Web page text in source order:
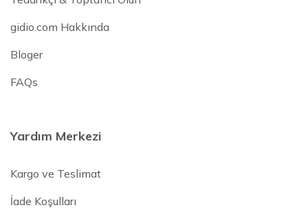
gidio.com Hakkında
Bloger
FAQs
Yardım Merkezi
Kargo ve Teslimat
İade Koşulları